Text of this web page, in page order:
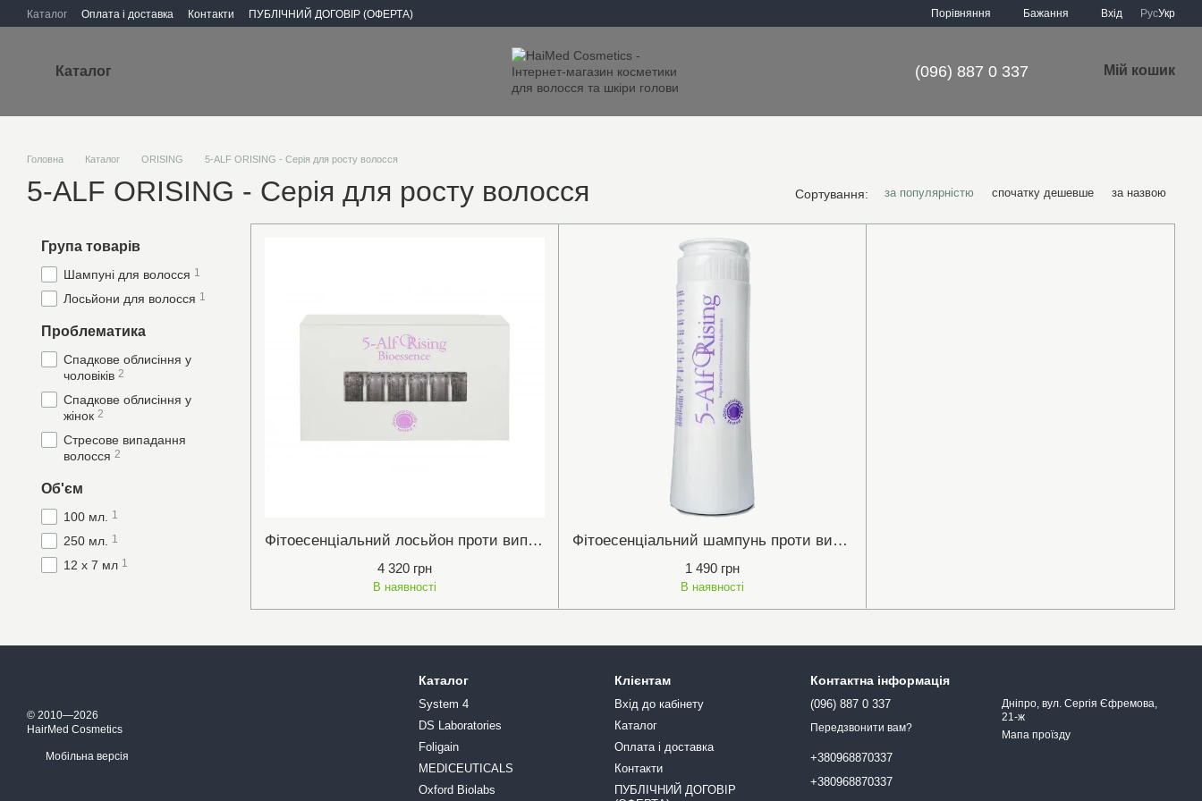
Перейти до основного контенту
Каталог Оплата і доставка Контакти ПУБЛІЧНИЙ ДОГОВІР (ОФЕРТА) Порівняння Бажання Вхід РусУкр
Каталог (096) 887 0 337 Мій кошик
Головна Каталог ORISING 5-ALF ORISING - Серія для росту волосся
5-ALF ORISING - Серія для росту волосся Сортування: за популярністю спочатку дешевше за назвою
Фітоесенціальний лосьйон проти випадіння 5-AlfORising
4 320 грн
В наявності
Фітоесенціальний шампунь проти випадіння 5-AlfORising
1 490 грн
В наявності
Група товарів
Шампуні для волосся 1
Лосьйони для волосся 1
Проблематика
Спадкове облисіння у
чоловіків 2
Спадкове облисіння у
жінок 2
Стресове випадання
волосся 2
Об'єм
100 мл. 1
250 мл. 1
12 х 7 мл 1
© 2010—2026
HairMed Cosmetics
Мобільна версія
Каталог
System 4
DS Laboratories
Foligain
MEDICEUTICALS
Oxford Biolabs
Клієнтам
Вхід до кабінету
Каталог
Оплата і доставка
Контакти
ПУБЛІЧНИЙ ДОГОВІР
Контактна інформація
(096) 887 0 337
Передзвонити вам?
+380968870337
+380968870337
Дніпро, вул. Сергія Єфремова,
21-ж
Мапа проїзду